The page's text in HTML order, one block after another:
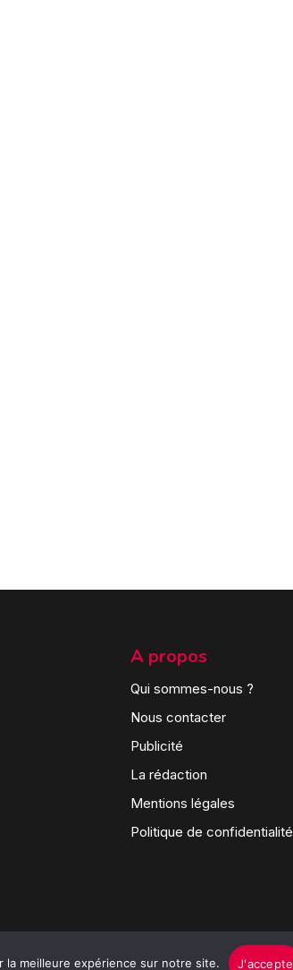
A propos
Qui sommes-nous ?
Nous contacter
Publicité
La rédaction
Mentions légales
Politique de confidentialité
la meilleure expérience sur notre site. J'accepte